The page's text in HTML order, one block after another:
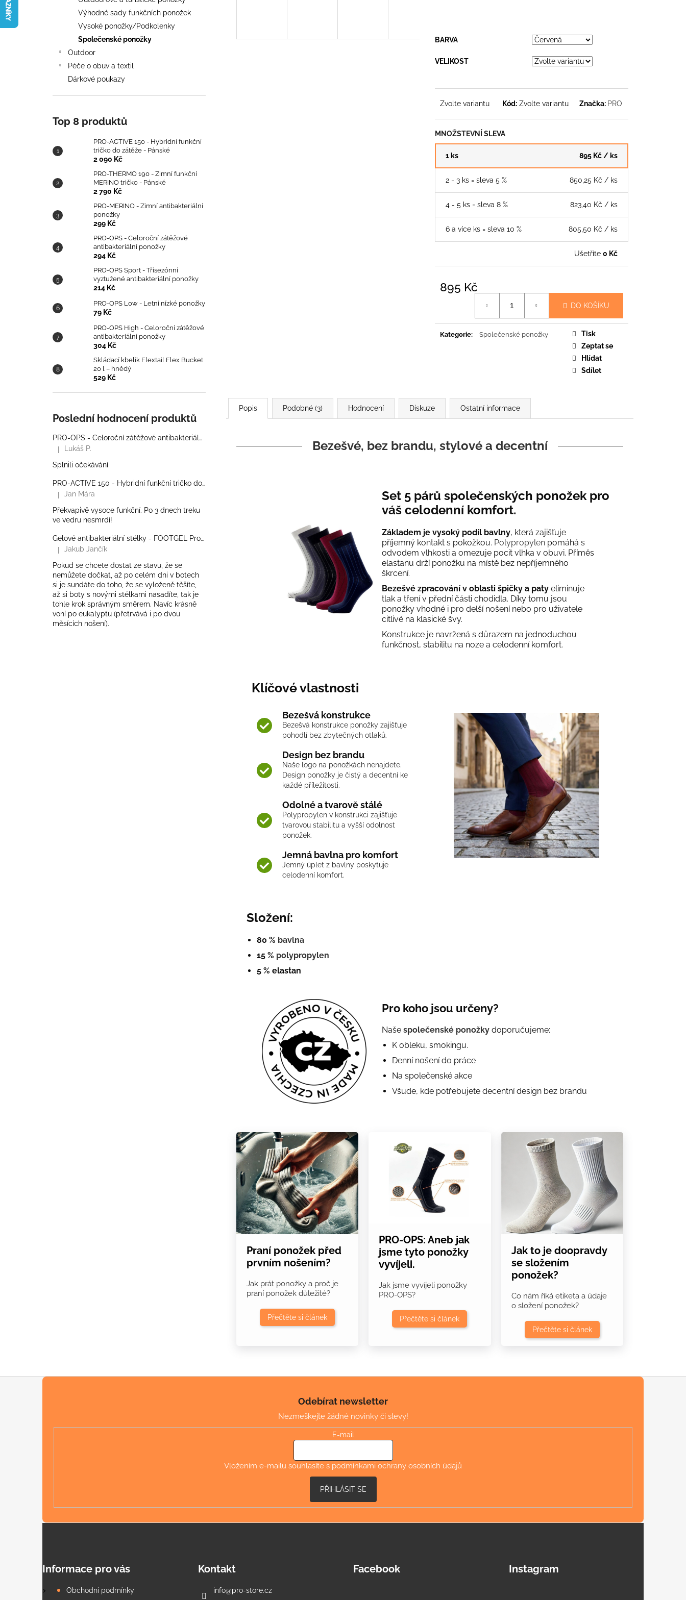
Výhodné sady funkčních ponožek
Vysoké ponožky/Podkolenky
Společenské ponožky
Outdoor
Péče o obuv a textil
Dárkové poukazy
Top 8 produktů
PRO-ACTIVE 150 - Hybridní funkční
tričko do zátěže - Pánské
2 090 Kč
PRO-THERMO 190 - Zimní funkční
MERINO tričko - Pánské
2 790 Kč
PRO-MERINO - Zimní antibakteriální
ponožky
299 Kč
PRO-OPS - Celoroční zátěžové
antibakteriální ponožky
294 Kč
PRO-OPS Sport - Třísezónní
vyztužené antibakteriální ponožky
214 Kč
PRO-OPS Low - Letní nízké ponožky
79 Kč
PRO-OPS High - Celoroční zátěžové
antibakteriální ponožky
304 Kč
Skládací kbelík Flextail Flex Bucket
20 l – hnědý
529 Kč
Poslední hodnocení produktů
PRO-OPS - Celoroční zátěžové antibakteriální ponožky
Hodnocení produktu je 5 z 5 hvězdiček.
Lukáš P.
Splnili očekávání
PRO-ACTIVE 150 - Hybridní funkční tričko do zátěže - Pánské
Hodnocení produktu je 5 z 5 hvězdiček.
Jan Mára
Překvapivě vysoce funkční. Po 3 dnech treku
ve vedru nesmrdí!
Gelové antibakteriální stélky - FOOTGEL Profesional
Hodnocení produktu je 5 z 5 hvězdiček.
Jakub Jančík
Pokud se chcete dostat ze stavu, že se
nemůžete dočkat, až po celém dni v botech
si je sundáte do toho, že se vyloženě těšíte,
až si boty s novými stélkami nasadíte, tak je
tohle krok správným směrem. Navíc krásně
voní po eukalyptu (přetrvává i po dvou
měsících nošení).
BARVA
VELIKOST
Zvolte variantu Kód: Zvolte variantu Značka: PRO
MNOŽSTEVNÍ SLEVA
1 ks 895 Kč / ks
2 - 3 ks = sleva 5 % 850,25 Kč / ks
4 - 5 ks = sleva 8 % 823,40 Kč / ks
6 a více ks = sleva 10 % 805,50 Kč / ks
Ušetříte 0 Kč
895 Kč
DO KOŠÍKU
Kategorie: Společenské ponožky
Tisk
Zeptat se
Hlídat
Sdílet
Popis Podobné (3) Hodnocení Diskuze Ostatní informace
Bezešvé, bez brandu, stylové a decentní
Set 5 párů společenských ponožek pro
váš celodenní komfort.
Základem je vysoký podíl bavlny, která zajišťuje
příjemný kontakt s pokožkou. Polypropylen pomáhá s
odvodem vlhkosti a omezuje pocit vlhka v obuvi. Příměs
elastanu drží ponožku na místě bez nepříjemného
škrcení.
Bezešvé zpracování v oblasti špičky a paty eliminuje
tlak a tření v přední části chodidla. Díky tomu jsou
ponožky vhodné i pro delší nošení nebo pro uživatele
citlivé na klasické švy.
Konstrukce je navržená s důrazem na jednoduchou
funkčnost, stabilitu na noze a celodenní komfort.
Klíčové vlastnosti
Bezešvá konstrukce
Bezešvá konstrukce ponožky zajišťuje
pohodlí bez zbytečných otlaků.
Design bez brandu
Naše logo na ponožkách nenajdete.
Design ponožky je čistý a decentní ke
každé příležitosti.
Odolné a tvarově stálé
Polypropylen v konstrukci zajišťuje
tvarovou stabilitu a vyšší odolnost
ponožek.
Jemná bavlna pro komfort
Jemný úplet z bavlny poskytuje
celodenní komfort.
Složení:
80 % bavlna
15 % polypropylen
5 % elastan
Pro koho jsou určeny?
Našespolečenské ponožky doporučujeme:
K obleku, smokingu.
Denní nošení do práce
Na společenské akce
Všude, kde potřebujete decentní design bez brandu
Praní ponožek před
prvním nošením?
Jak prát ponožky a proč je
praní ponožek důležité?
Přečtěte si článek
PRO-OPS: Aneb jak
jsme tyto ponožky
vyvíjeli.
Jak jsme vyvíjeli ponožky
PRO-OPS?
Přečtěte si článek
Jak to je doopravdy
se složením
ponožek?
Co nám říká etiketa a údaje
o složení ponožek?
Přečtěte si článek
2 090 Kč
Odebírat newsletter
Nezmeškejte žádné novinky či slevy!
E-mail
Vložením e-mailu souhlasíte s podmínkami ochrany osobních údajů
PŘIHLÁSIT SE
Informace pro vás
Obchodní podmínky
Kontakt
info@pro-store.cz
Facebook Instagram